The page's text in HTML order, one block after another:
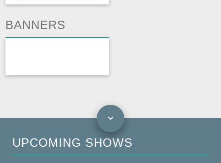
BANNERS
UPCOMING SHOWS